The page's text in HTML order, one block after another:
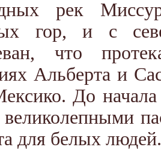
рек
гор, и с
что
Альберта и
До
для белых людей.